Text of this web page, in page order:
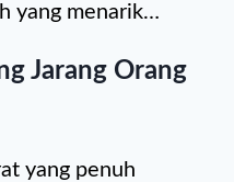
yang menarik…
Jarang Orang
yang penuh